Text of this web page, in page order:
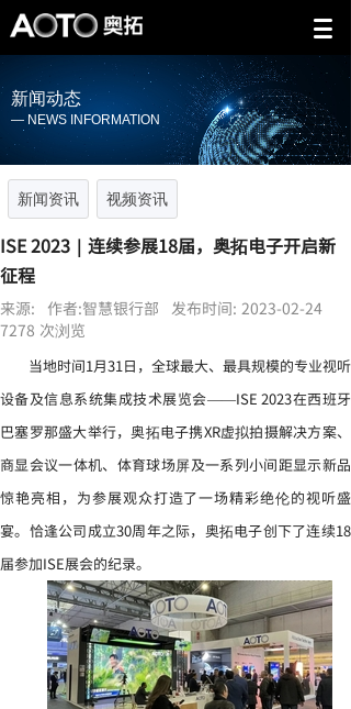
新闻动态
— NEWS INFORMATION
新闻资讯 视频资讯
ISE 2023｜连续参展18届，奥拓电子开启新
征程
来源: 作者:智慧银行部 发布时间: 2023-02-24
7278 次浏览
当地时间1月31日，全球最大、最具规模的专业视听
设备及信息系统集成技术展览会——ISE 2023在西班牙
巴塞罗那盛大举行，奥拓电子携XR虚拟拍摄解决方案、
商显会议一体机、体育球场屏及一系列小间距显示新品
惊艳亮相，为参展观众打造了一场精彩绝伦的视听盛
宴。恰逢公司成立30周年之际，奥拓电子创下了连续18
届参加ISE展会的纪录。